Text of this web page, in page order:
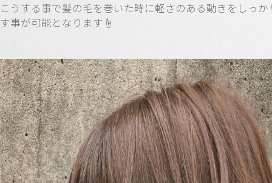
こうする事で髪の毛を巻いた時に軽さのある動きをしっか
す事が可能となります☝️